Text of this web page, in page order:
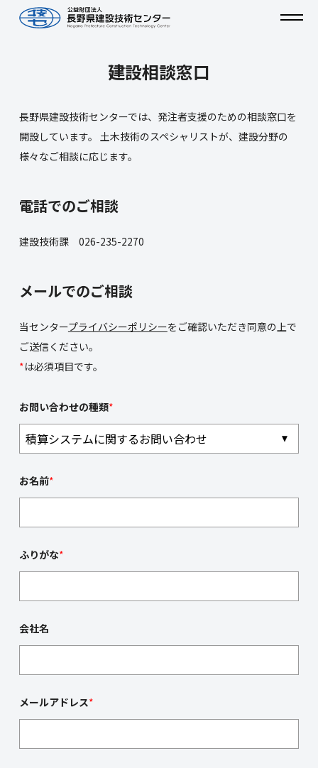
建設相談窓口
長野県建設技術センターでは、発注者支援のための相談窓口を
開設しています。 土木技術のスペシャリストが、建設分野の
様々なご相談に応じます。
電話でのご相談
建設技術課 026-235-2270
メールでのご相談
当センタープライバシーポリシーをご確認いただき同意の上で
ご送信ください。
*は必須項目です。
お問い合わせの種類*
お名前*
ふりがな*
会社名
メールアドレス*